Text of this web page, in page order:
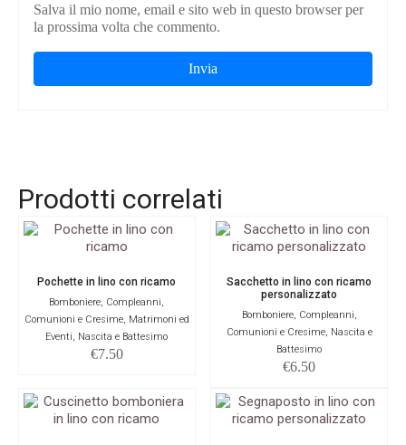
Salva il mio nome, email e sito web in questo browser per
la prossima volta che commento.
Prodotti correlati
Pochette in lino con ricamo
Bomboniere, Compleanni,
Comunioni e Cresime, Matrimoni ed
Eventi, Nascita e Battesimo
€7.50
Sacchetto in lino con ricamo
personalizzato
Bomboniere, Compleanni,
Comunioni e Cresime, Nascita e
Battesimo
€6.50